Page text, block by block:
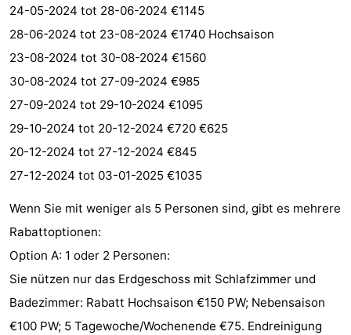
Sluis
-
Cadzand
-
Natur
Het
Zwin
Wetter
Kontakt
24-05-2024 tot 28-06-2024 €1145
28-06-2024 tot 23-08-2024 €1740 Hochsaison
23-08-2024 tot 30-08-2024 €1560
30-08-2024 tot 27-09-2024 €985
27-09-2024 tot 29-10-2024 €1095
29-10-2024 tot 20-12-2024 €720 €625
20-12-2024 tot 27-12-2024 €845
27-12-2024 tot 03-01-2025 €1035
Wenn Sie mit weniger als 5 Personen sind, gibt es mehrere
Rabattoptionen:
Option A: 1 oder 2 Personen:
Sie nützen nur das Erdgeschoss mit Schlafzimmer und
Badezimmer: Rabatt Hochsaison €150 PW; Nebensaison
€100 PW; 5 Tagewoche/Wochenende €75. Endreinigung